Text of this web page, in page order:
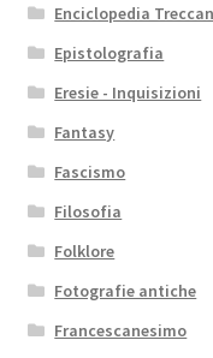
Enciclopedia
Epistolografia
Eresie - Inquisizioni
Fantasy
Fascismo
Filosofia
Folklore
Fotografie antiche
Francescanesimo